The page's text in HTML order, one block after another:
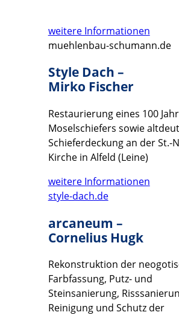
weitere Informationen
muehlenbau-schumann.de
Style Dach –
Mirko Fischer
Restaurierung eines 100
Moselschiefers sowie
Schieferdeckung an der St.-
Kirche in Alfeld (Leine)
weitere Informationen
style-dach.de
arcaneum –
Cornelius Hugk
Rekonstruktion der
Farbfassung, Putz- und
Steinsanierung,
Reinigung und Schutz der